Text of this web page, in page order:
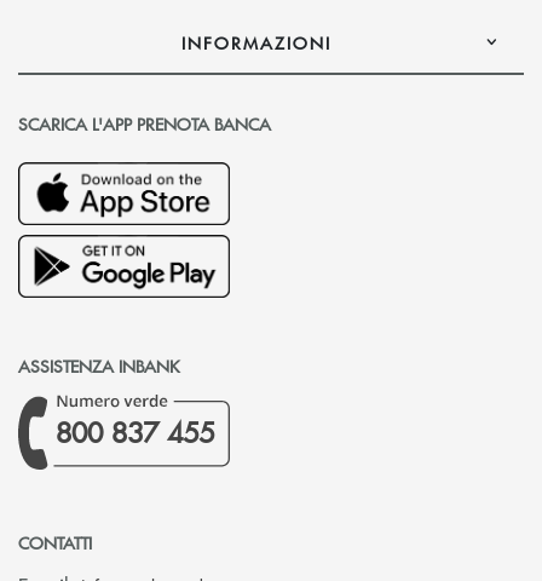
INFORMAZIONI
SCARICA L'APP PRENOTA BANCA
ASSISTENZA INBANK
800 837 455
CONTATTI